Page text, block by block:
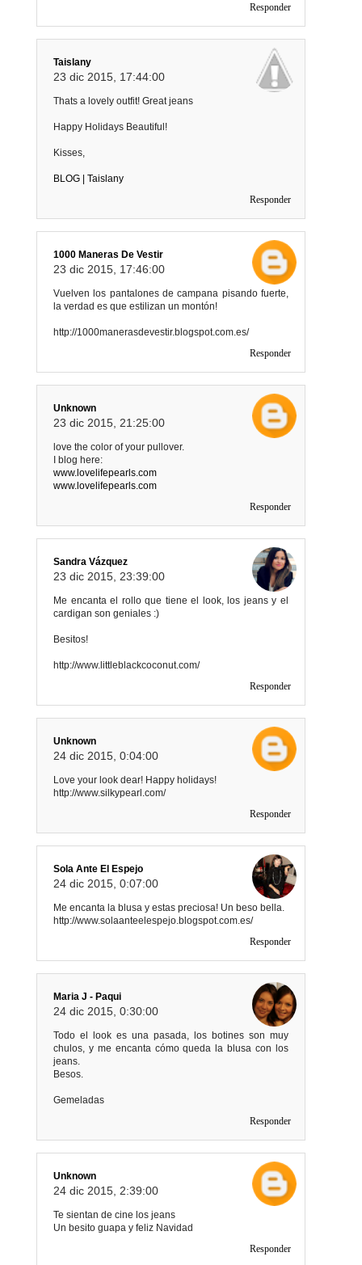
Responder
Taislany
23 dic 2015, 17:44:00
Thats a lovely outfit! Great jeans
Happy Holidays Beautiful!
Kisses,
BLOG | Taislany
Responder
1000 Maneras De Vestir
23 dic 2015, 17:46:00
Vuelven los pantalones de campana pisando fuerte,
la verdad es que estilizan un montón!
http://1000manerasdevestir.blogspot.com.es/
Responder
Unknown
23 dic 2015, 21:25:00
love the color of your pullover.
I blog here:
www.lovelifepearls.com
www.lovelifepearls.com
Responder
Sandra Vázquez
23 dic 2015, 23:39:00
Me encanta el rollo que tiene el look, los jeans y el
cardigan son geniales :)
Besitos!
http://www.littleblackcoconut.com/
Responder
Unknown
24 dic 2015, 0:04:00
Love your look dear! Happy holidays!
http://www.silkypearl.com/
Responder
Sola Ante El Espejo
24 dic 2015, 0:07:00
Me encanta la blusa y estas preciosa! Un beso bella.
http://www.solaanteelespejo.blogspot.com.es/
Responder
Maria J - Paqui
24 dic 2015, 0:30:00
Todo el look es una pasada, los botines son muy
chulos, y me encanta cómo queda la blusa con los
jeans.
Besos.
Gemeladas
Responder
Unknown
24 dic 2015, 2:39:00
Te sientan de cine los jeans
Un besito guapa y feliz Navidad
Responder